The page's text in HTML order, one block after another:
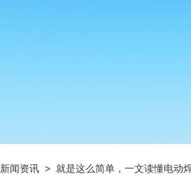
新闻资讯 > 就是这么简单，一文读懂电动